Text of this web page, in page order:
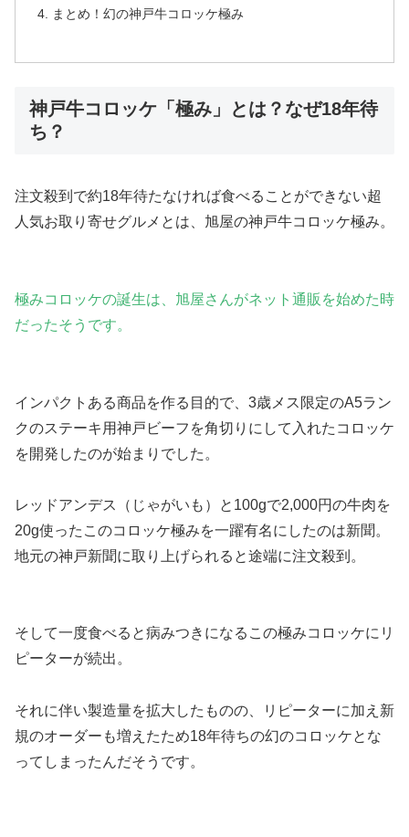
まとめ！幻の神戸牛コロッケ極み
神戸牛コロッケ「極み」とは？なぜ18年待
ち？
注文殺到で約18年待たなければ食べることができない超
人気お取り寄せグルメとは、旭屋の神戸牛コロッケ極み。
極みコロッケの誕生は、旭屋さんがネット通販を始めた時
だったそうです。
インパクトある商品を作る目的で、3歳メス限定のA5ラン
クのステーキ用神戸ビーフを角切りにして入れたコロッケ
を開発したのが始まりでした。
レッドアンデス（じゃがいも）と100gで2,000円の牛肉を
20g使ったこのコロッケ極みを一躍有名にしたのは新聞。
地元の神戸新聞に取り上げられると途端に注文殺到。
そして一度食べると病みつきになるこの極みコロッケにリ
ピーターが続出。
それに伴い製造量を拡大したものの、リピーターに加え新
規のオーダーも増えたため18年待ちの幻のコロッケとな
ってしまったんだそうです。